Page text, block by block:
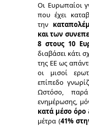
Οι Ευρωπαίοι
που έχει
την
και των
8 στους 10
διαβάσει κάτι
της ΕΕ ως
οι μισοί
επίπεδο
Ωστόσο,
ενημέρωσης,
κατά μέσο όρο
μέτρα (41%